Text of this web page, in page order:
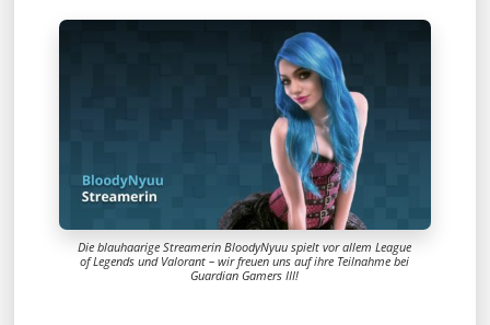
Die blauhaarige Streamerin BloodyNyuu spielt vor allem League
of Legends und Valorant – wir freuen uns auf ihre Teilnahme bei
Guardian Gamers III!